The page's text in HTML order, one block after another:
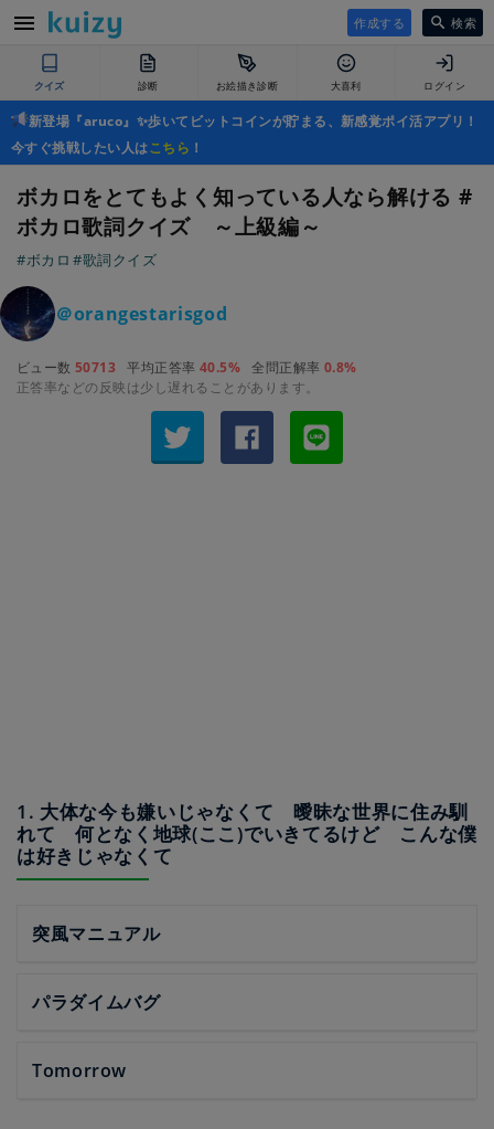
作成する 検索
クイズ 診断 お絵描き診断 大喜利 ログイン
新登場『aruco』✨歩いてビットコインが貯まる、新感覚ポイ活アプリ！
今すぐ挑戦したい人はこちら ！
ボカロをとてもよく知っている人なら解ける #
ボカロ歌詞クイズ ～上級編～
#ボカロ #歌詞クイズ
＠orangestarisgod
ビュー数 50713 平均正答率 40.5% 全問正解率 0.8%
正答率などの反映は少し遅れることがあります。
1. 大体な今も嫌いじゃなくて 曖昧な世界に住み馴
れて 何となく地球(ここ)でいきてるけど こんな僕
は好きじゃなくて
突風マニュアル
パラダイムバグ
Tomorrow